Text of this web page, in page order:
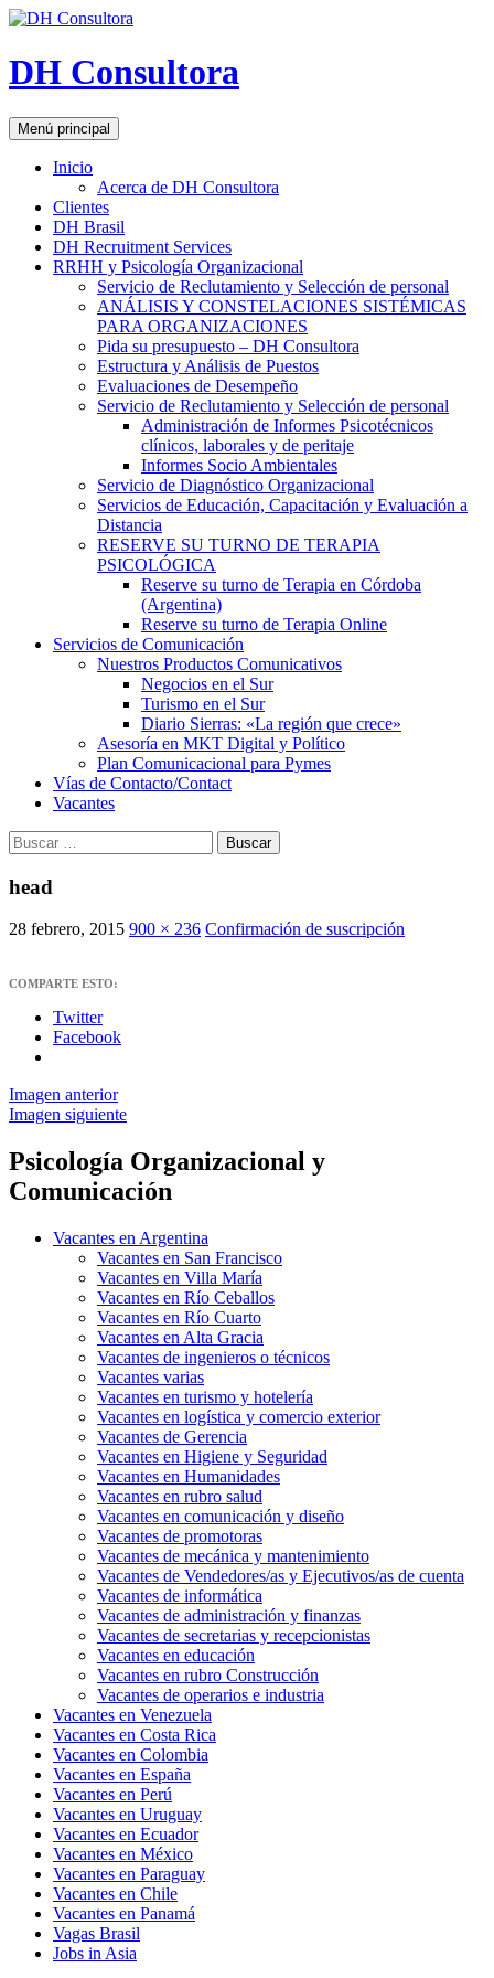
DH Consultora
Buscar
Menú principal
Saltar
al
Inicio
Acerca de DH Consultora
Clientes
DH Brasil
DH Recruitment Services
RRHH y Psicología Organizacional
Servicio de Reclutamiento y Selección de personal
ANÁLISIS Y CONSTELACIONES SISTÉMICAS
PARA ORGANIZACIONES
Pida su presupuesto – DH Consultora
Estructura y Análisis de Puestos
Evaluaciones de Desempeño
Servicio de Reclutamiento y Selección de personal
Administración de Informes Psicotécnicos
clínicos, laborales y de peritaje
Informes Socio Ambientales
Servicio de Diagnóstico Organizacional
Servicios de Educación, Capacitación y Evaluación a
Distancia
RESERVE SU TURNO DE TERAPIA
PSICOLÓGICA
Reserve su turno de Terapia en Córdoba
(Argentina)
Reserve su turno de Terapia Online
Servicios de Comunicación
Nuestros Productos Comunicativos
Negocios en el Sur
Turismo en el Sur
Diario Sierras: «La región que crece»
Asesoría en MKT Digital y Político
Plan Comunicacional para Pymes
Vías de Contacto/Contact
Vacantes
Buscar:
head
28 febrero, 2015 900 × 236 Confirmación de suscripción
COMPARTE ESTO:
Twitter
Facebook
Imagen anterior
Imagen siguiente
Psicología Organizacional y
Comunicación
Vacantes en Argentina
Vacantes en San Francisco
Vacantes en Villa María
Vacantes en Río Ceballos
Vacantes en Río Cuarto
Vacantes en Alta Gracia
Vacantes de ingenieros o técnicos
Vacantes varias
Vacantes en turismo y hotelería
Vacantes en logística y comercio exterior
Vacantes de Gerencia
Vacantes en Higiene y Seguridad
Vacantes en Humanidades
Vacantes en rubro salud
Vacantes en comunicación y diseño
Vacantes de promotoras
Vacantes de mecánica y mantenimiento
Vacantes de Vendedores/as y Ejecutivos/as de cuenta
Vacantes de informática
Vacantes de administración y finanzas
Vacantes de secretarias y recepcionistas
Vacantes en educación
Vacantes en rubro Construcción
Vacantes de operarios e industria
Vacantes en Venezuela
Vacantes en Costa Rica
Vacantes en Colombia
Vacantes en España
Vacantes en Perú
Vacantes en Uruguay
Vacantes en Ecuador
Vacantes en México
Vacantes en Paraguay
Vacantes en Chile
Vacantes en Panamá
Vagas Brasil
Jobs in Asia